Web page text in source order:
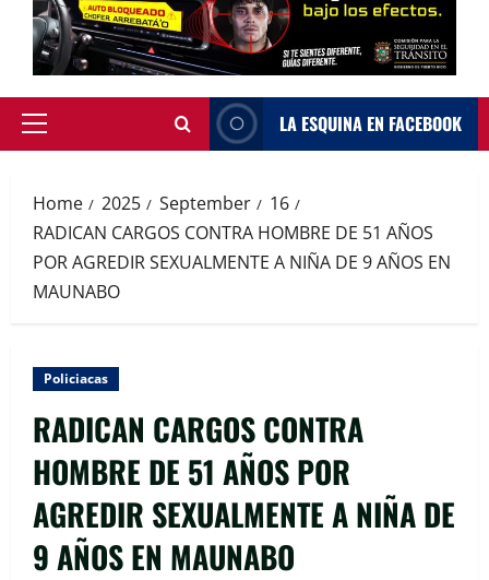
Primary
LA ESQUINA EN FACEBOOK
Home 2025 September
16
RADICAN CARGOS CONTRA HOMBRE DE 51 AÑOS
POR AGREDIR SEXUALMENTE A NIÑA DE 9 AÑOS EN
MAUNABO
Policiacas
RADICAN CARGOS CONTRA
HOMBRE DE 51 AÑOS POR
AGREDIR SEXUALMENTE A NIÑA DE
9 AÑOS EN MAUNABO